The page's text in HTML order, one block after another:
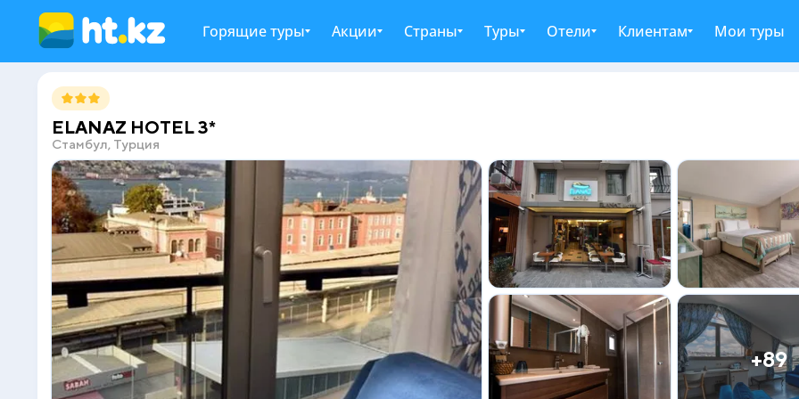
Горящие туры Акции Страны Туры Отели Клиентам Мои туры
ELANAZ HOTEL 3*
Стамбул, Турция
+89